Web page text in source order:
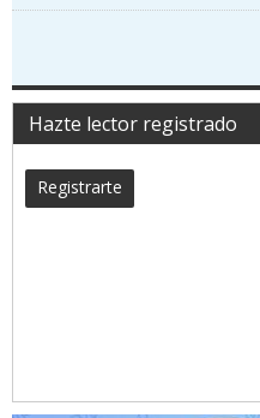
Hazte lector registrado
Registrarte